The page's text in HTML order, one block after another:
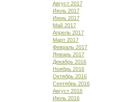
Август 2017
Июль 2017
Июнь 2017
Май 2017
Апрель 2017
Март 2017
Февраль 2017
Январь 2017
Декабрь 2016
Ноябрь 2016
Октябрь 2016
Сентябрь 2016
Август 2016
Июль 2016